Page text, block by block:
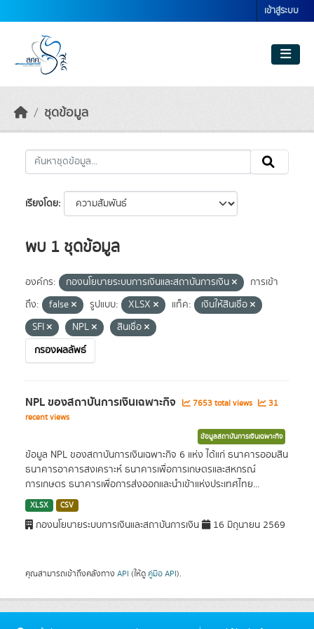
เข้าสู่ระบบ
ชุดข้อมูล
เรียงโดย
พบ 1 ชุดข้อมูล
องค์กร: กองนโยบายระบบการเงินและสถาบันการเงิน
การเข้า
ถึง:
false รูปแบบ: XLSX แท็ค:
เงินให้สินเชื่อ
SFI
NPL
สินเชื่อ
กรองผลลัพธ์
NPL ของสถาบันการเงินเฉพาะกิจ 7653 total views
31
recent views
ข้อมูลสถาบันการเงินเฉพาะกิจ
ข้อมูล NPL ของสถาบันการเงินเฉพาะกิจ 6 แห่ง ได้แก่ ธนาคารออมสิน
ธนาคารอาคารสงเคราะห์ ธนาคารเพื่อการเกษตรและสหกรณ์
การเกษตร ธนาคารเพื่อการส่งออกและนำเข้าแห่งประเทศไทย...
XLSX CSV
กองนโยบายระบบการเงินและสถาบันการเงิน 16 มิถุนายน 2569
คุณสามารถเข้าถึงคลังทาง API (ให้ดู คู่มือ API).